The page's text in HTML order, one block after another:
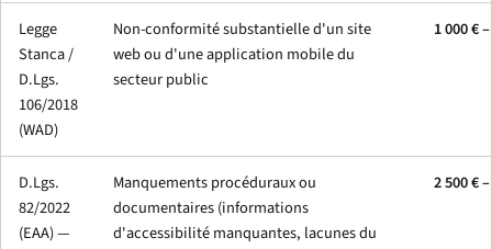
Legge
Stanca /
D.Lgs.
106/2018
(WAD)
Non-conformité substantielle d'un site
web ou d'une application mobile du
secteur public
1 000 €
D.Lgs.
82/2022
(EAA) —
Manquements procéduraux ou
documentaires (informations
d'accessibilité manquantes, lacunes du
2 500 €